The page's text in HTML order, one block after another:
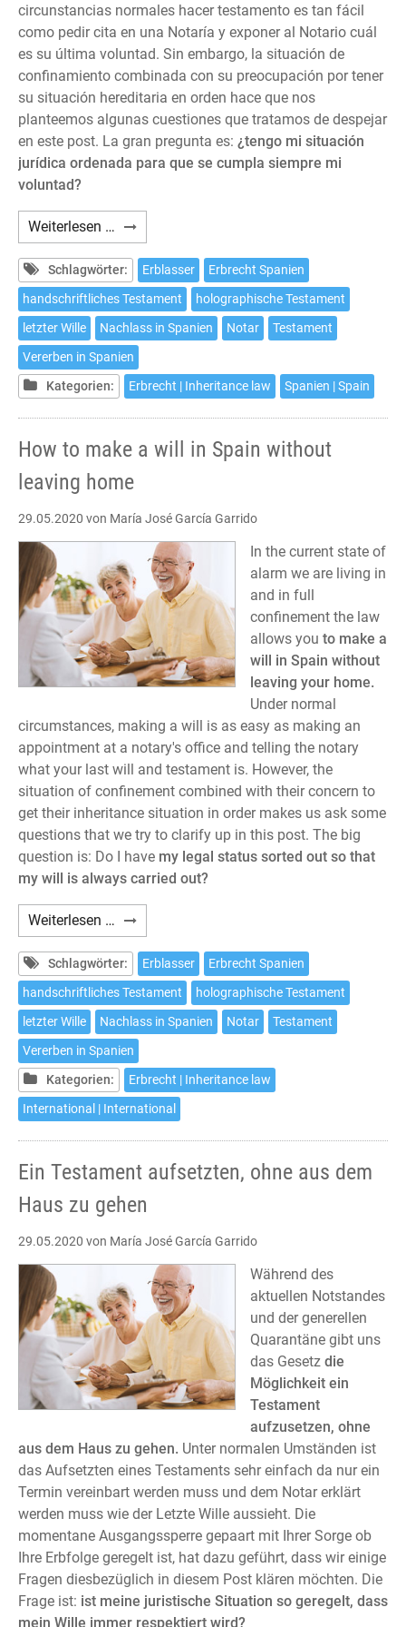
circunstancias normales hacer testamento es tan fácil
como pedir cita en una Notaría y exponer al Notario cuál
es su última voluntad. Sin embargo, la situación de
confinamiento combinada con su preocupación por tener
su situación hereditaria en orden hace que nos
planteemos algunas cuestiones que tratamos de despejar
en este post. La gran pregunta es: ¿tengo mi situación
jurídica ordenada para que se cumpla siempre mi
voluntad?
Weiterlesen … Cómo
hacer
testamento
en
España
sin
salir
de
casa
Schlagwörter: Erblasser
Erbrecht Spanien
handschriftliches Testament
holographische Testament
letzter Wille
Nachlass in Spanien Notar
Testament
Vererben in Spanien
Kategorien:
Erbrecht | Inheritance law Spanien | Spain
How to make a will in Spain without
leaving home
29.05.2020 von María José García Garrido
In the current state of
alarm we are living in
and in full
confinement the law
allows you to make a
will in Spain without
leaving your home.
Under normal
circumstances, making a will is as easy as making an
appointment at a notary's office and telling the notary
what your last will and testament is. However, the
situation of confinement combined with their concern to
get their inheritance situation in order makes us ask some
questions that we try to clarify up in this post. The big
question is: Do I have my legal status sorted out so that
my will is always carried out?
Weiterlesen … How
to
make
a
will
in
Spain
without
leaving
home
Schlagwörter: Erblasser
Erbrecht Spanien
handschriftliches Testament
holographische Testament
letzter Wille
Nachlass in Spanien Notar
Testament
Vererben in Spanien
Kategorien:
Erbrecht | Inheritance law
International | International
Ein Testament aufsetzten, ohne aus dem
Haus zu gehen
29.05.2020 von María José García Garrido
Während des
aktuellen Notstandes
und der generellen
Quarantäne gibt uns
das Gesetz die
Möglichkeit ein
Testament
aufzusetzen, ohne
aus dem Haus zu gehen. Unter normalen Umständen ist
das Aufsetzten eines Testaments sehr einfach da nur ein
Termin vereinbart werden muss und dem Notar erklärt
werden muss wie der Letzte Wille aussieht. Die
momentane Ausgangssperre gepaart mit Ihrer Sorge ob
Ihre Erbfolge geregelt ist, hat dazu geführt, dass wir einige
Fragen diesbezüglich in diesem Post klären möchten. Die
Frage ist: ist meine juristische Situation so geregelt, dass
mein Wille immer respektiert wird?